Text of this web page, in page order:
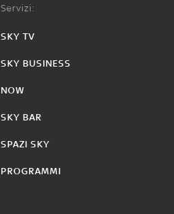
Servizi:
SKY TV
SKY BUSINESS
NOW
SKY BAR
SPAZI SKY
PROGRAMMI